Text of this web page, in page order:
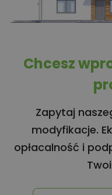
Chcesz
Zapytaj
modyfikacje.
opłacalność i